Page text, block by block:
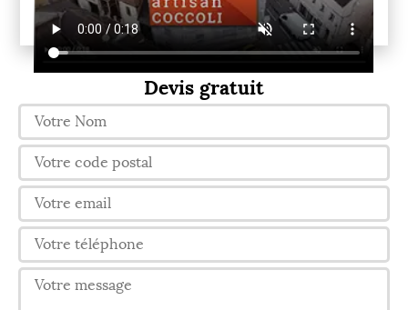
Devis gratuit